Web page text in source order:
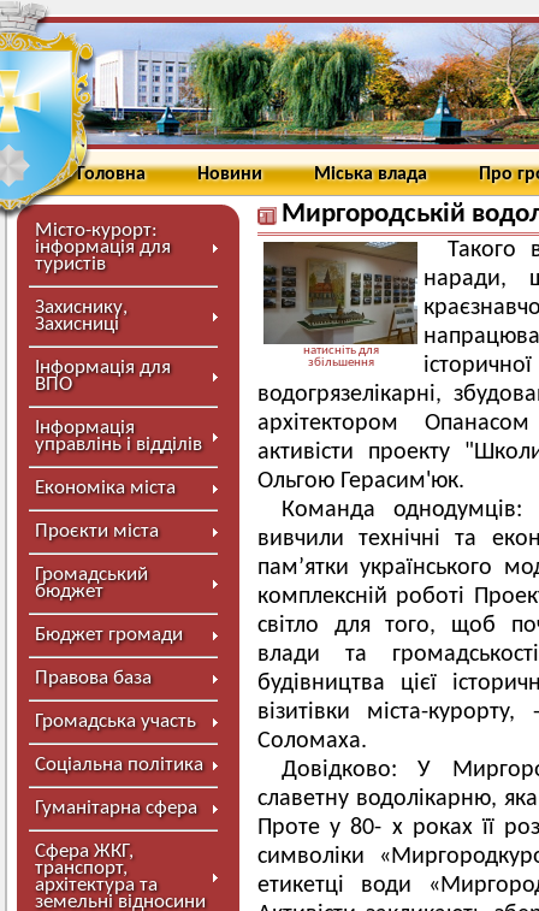
Головна Новини Міська влада Про
Місто-курорт:
інформація для
туристів
Захиснику,
Захисниці
Інформація для
ВПО
Інформація
управлінь і відділів
Економіка міста
Проєкти міста
Громадський
бюджет
Бюджет громади
Правова база
Громадська участь
Соціальна політика
Гуманітарна сфера
Сфера ЖКГ,
транспорт,
архітектура та
земельні відносини
Миргородській
натисніть для
збільшення
Такого
наради,
водогрязелікарні,
архітектором
активісти проекту
Ольгою Герасим'юк.
Команда однодумців:
вивчили технічні та
пам’ятки українського
комплексній роботі
світло для того, щоб
влади та
будівництва цієї
візитівки міста-
Соломаха.
Довідково: У
славетну водолікарню,
Проте у 80- х роках її
символіки
етикетці води